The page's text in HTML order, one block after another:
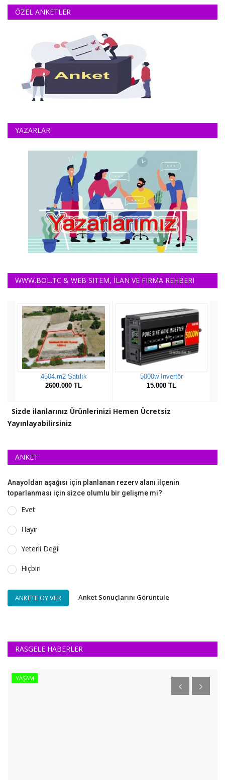
ÖZEL ANKETLER
YAZARLAR
WWW.BOL.TC & WEB SITEM, İLAN VE FIRMA REHBERI
Sizde ilanlarınız Ürünlerinizi Hemen Ücretsiz
Yayınlayabilirsiniz
ANKET
Anayoldan aşağısı için planlanan rezerv alanı ilçenin
toparlanması için sizce olumlu bir gelişme mi?
Evet
Hayır
Yeterli Değil
Hiçbiri
ANKETE OY VER Anket Sonuçlarını Görüntüle
RASGELE HABERLER
YAŞAM